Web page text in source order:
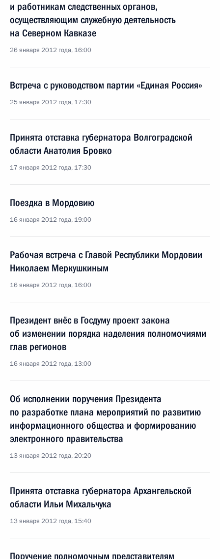
и работникам следственных органов,
осуществляющим служебную деятельность
на Северном Кавказе
26 января 2012 года, 16:00
Встреча с руководством партии «Единая Россия»
25 января 2012 года, 17:30
Принята отставка губернатора Волгоградской
области Анатолия Бровко
17 января 2012 года, 17:30
Поездка в Мордовию
16 января 2012 года, 19:00
Рабочая встреча с Главой Республики Мордовии
Николаем Меркушкиным
16 января 2012 года, 16:00
Президент внёс в Госдуму проект закона
об изменении порядка наделения полномочиями
глав регионов
16 января 2012 года, 13:00
Об исполнении поручения Президента
по разработке плана мероприятий по развитию
информационного общества и формированию
электронного правительства
13 января 2012 года, 20:20
Принята отставка губернатора Архангельской
области Ильи Михальчука
13 января 2012 года, 15:40
Поручение полномочным представителям